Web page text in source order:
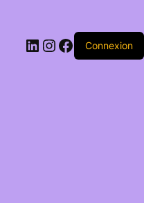
LinkedIn
Instagram
Facebook
Connexion